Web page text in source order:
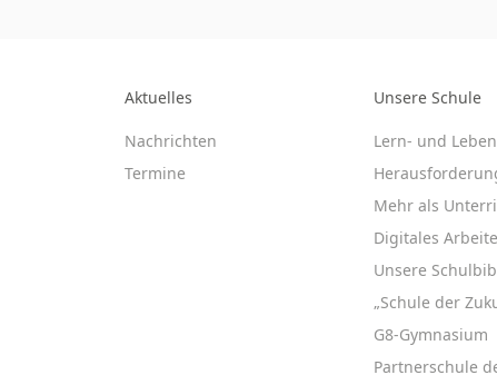
Aktuelles
Nachrichten
Termine
Unsere Schule
Lern- und
Mehr als
Digitales
Unsere
„Schule der
G8-Gymnasium
Partnerschule